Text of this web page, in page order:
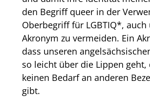
den Begriff queer in der
Oberbegriff für LGBTIQ*, auch
Akronym zu vermeiden. Ein
dass unseren
so leicht über die Lippen geht,
keinen Bedarf an anderen
gibt.